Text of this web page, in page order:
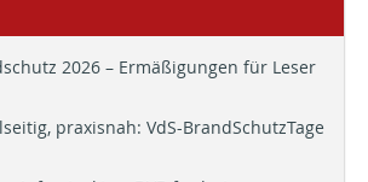
2026 – Ermäßigungen für Leser
praxisnah: VdS-BrandSchutzTage